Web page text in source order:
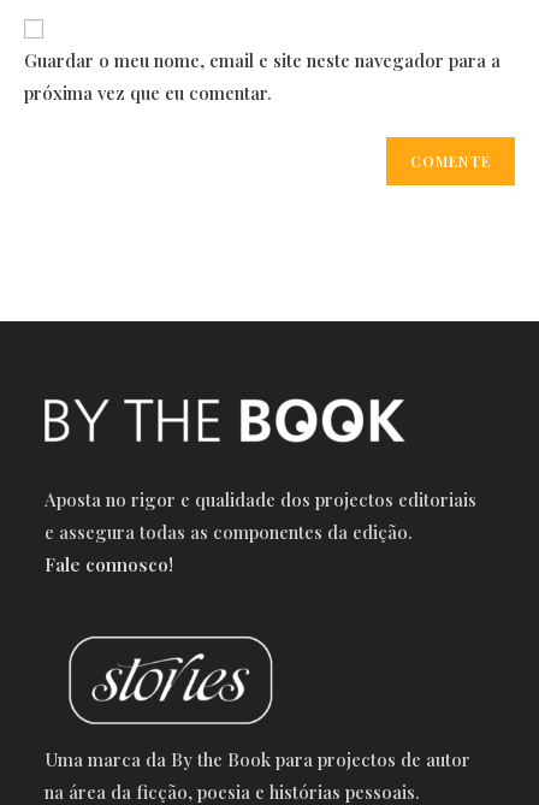
comment
website
URL
(optional)
Guardar o meu nome, email e site neste navegador para a
próxima vez que eu comentar.
Aposta no rigor e qualidade dos projectos editoriais
e assegura todas as componentes da edição.
Fale connosco!
Uma marca da By the Book para projectos de autor
na área da ficção, poesia e histórias pessoais.